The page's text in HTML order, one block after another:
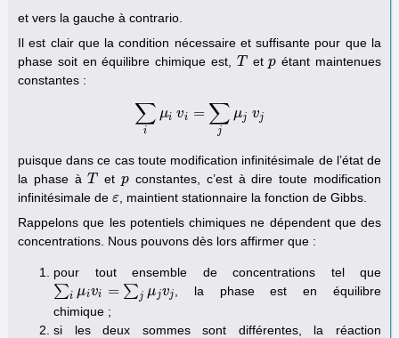
et vers la gauche à contrario.
Il est clair que la condition nécessaire et suffisante pour que la
phase soit en équilibre chimique est, T
T etp
p étant maintenues
constantes :
∑
i
μi vi = ∑
j
μj vj
∑i μi v i=∑ jμ j
puisque dans ce cas toute modification infinitésimale de l’état de
la phase àT
T etp
p constantes, c’est à dire toute modification
infinitésimale de ε
ε
, maintient stationnaire la fonction de Gibbs.
Rappelons que les potentiels chimiques ne dépendent que des
concentrations. Nous pouvons dès lors affirmer que :
pour tout ensemble de concentrations tel que
∑i μivi = ∑j μjvj
∑ μi vi=∑j μjvj
, la phase est en équilibre
chimique ;
si les deux sommes sont différentes, la réaction